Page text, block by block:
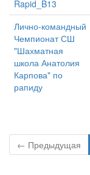
Rapid_B13
Лично-командный
Чемпионат СШ
"Шахматная
школа Анатолия
Карпова" по
рапиду
← Предыдущая